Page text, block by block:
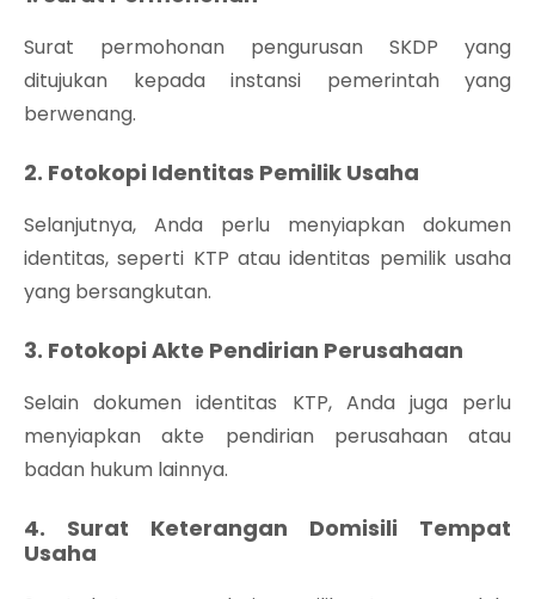
Surat permohonan pengurusan SKDP yang
ditujukan kepada instansi pemerintah yang
berwenang.
2. Fotokopi Identitas Pemilik Usaha
Selanjutnya, Anda perlu menyiapkan dokumen
identitas, seperti KTP atau identitas pemilik usaha
yang bersangkutan.
3. Fotokopi Akte Pendirian Perusahaan
Selain dokumen identitas KTP, Anda juga perlu
menyiapkan akte pendirian perusahaan atau
badan hukum lainnya.
4. Surat Keterangan Domisili Tempat
Usaha